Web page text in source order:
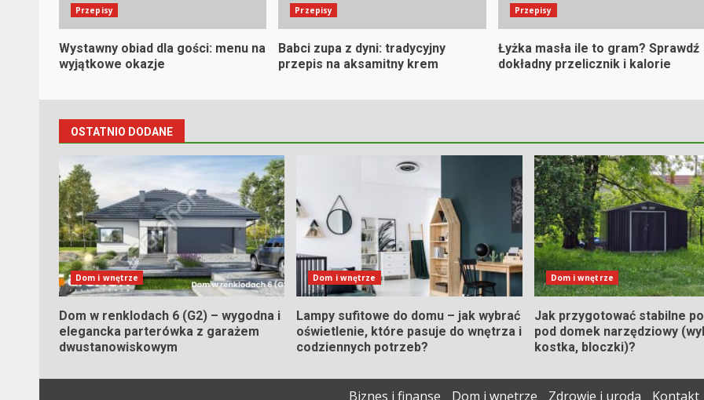
Przepisy
Wystawny obiad dla gości: menu na
wyjątkowe okazje
Przepisy
Babci zupa z dyni: tradycyjny
przepis na aksamitny krem
Przepisy
Łyżka masła ile to gram? Sprawdź
dokładny przelicznik i kalorie
OSTATNIO DODANE
Dom i wnętrze
Dom w renklodach 6 (G2) – wygodna i
elegancka parterówka z garażem
dwustanowiskowym
Dom i wnętrze
Lampy sufitowe do domu – jak wybrać
oświetlenie, które pasuje do wnętrza i
codziennych potrzeb?
Dom i wnętrze
Jak przygotować stabilne
pod domek narzędziowy
kostka, bloczki)?
Biznes i finanse Dom i wnętrze Zdrowie i uroda Kontakt